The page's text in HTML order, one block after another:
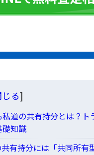
る]
私道の共有持分とは？ト
礎知識
有持分には「共同所有